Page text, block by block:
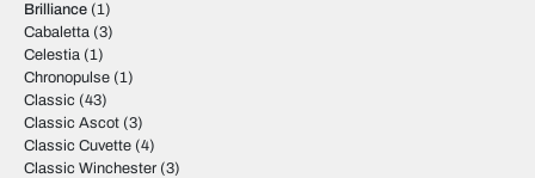
Brilliance (1)
Cabaletta (3)
Celestia (1)
Chronopulse (1)
Classic (43)
Classic Ascot (3)
Classic Cuvette (4)
Classic Winchester (3)